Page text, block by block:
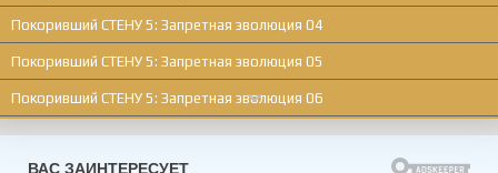
Покоривший СТЕНУ 5: Запретная эволюция 04
Покоривший СТЕНУ 5: Запретная эволюция 05
Покоривший СТЕНУ 5: Запретная эволюция 06
Покоривший СТЕНУ 5: Запретная эволюция 07